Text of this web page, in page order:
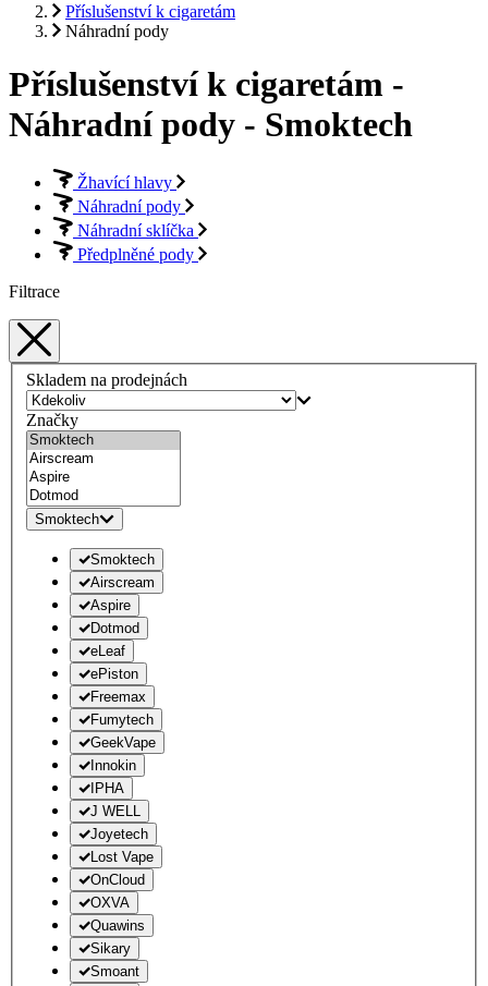
Příslušenství k cigaretám
Náhradní pody
Příslušenství k cigaretám -
Náhradní pody - Smoktech
Žhavící hlavy
Náhradní pody
Náhradní sklíčka
Předplněné pody
Filtrace
Skladem na prodejnách
Značky
Smoktech
Smoktech
Airscream
Aspire
Dotmod
eLeaf
ePiston
Freemax
Fumytech
GeekVape
Innokin
IPHA
J WELL
Joyetech
Lost Vape
OnCloud
OXVA
Quawins
Sikary
Smoant